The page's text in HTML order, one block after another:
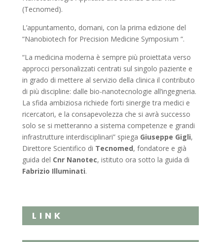
(Tecnomed).
L’appuntamento, domani, con la prima edizione del
“Nanobiotech for Precision Medicine Symposium “.
“La medicina moderna è sempre più proiettata verso
approcci personalizzati centrati sul singolo paziente e
in grado di mettere al servizio della clinica il contributo
di più discipline: dalle bio-nanotecnologie all’ingegneria.
La sfida ambiziosa richiede forti sinergie tra medici e
ricercatori, e la consapevolezza che si avrà successo
solo se si metteranno a sistema competenze e grandi
infrastrutture interdisciplinari” spiega Giuseppe Gigli,
Direttore Scientifico di Tecnomed, fondatore e già
guida del Cnr Nanotec, istituto ora sotto la guida di
Fabrizio Illuminati.
LINK